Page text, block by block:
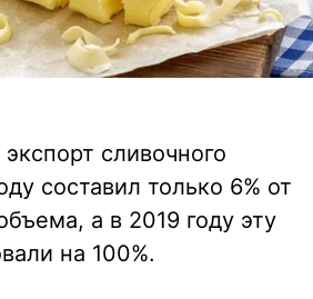
сливочного
составил только 6% от
а в 2019 году эту
на 100%.